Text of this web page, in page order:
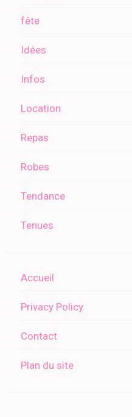
fête
Idées
Infos
Location
Repas
Robes
Tendance
Tenues
Accueil
Privacy Policy
Contact
Plan du site